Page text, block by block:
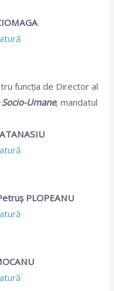
funcția de Director al
Umane, mandatul
PLOPEANU